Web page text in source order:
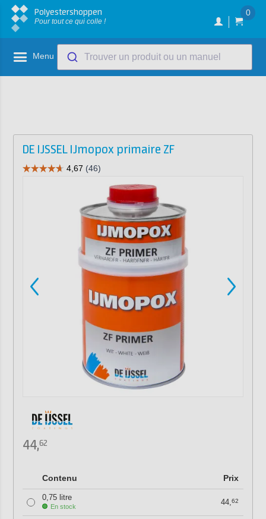
Polyestershoppen
Pour tout ce qui colle !
0
Menu Trouver un produit ou un manuel
DE IJSSEL IJmopox primaire ZF
44,62
Contenu Prix
0,75 litre
En stock 44,62